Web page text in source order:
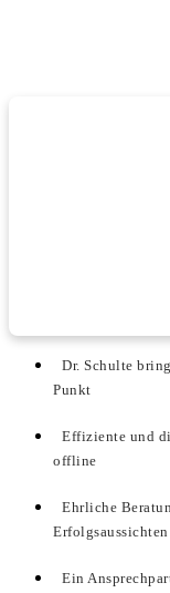
Dr. Schulte
Punkt
Effiziente und
offline
Ehrliche
Erfolgsaussichten
Ein